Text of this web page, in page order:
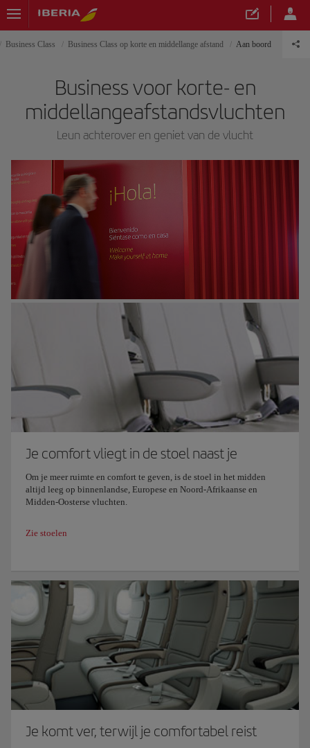
Business Class Business Class op korte en middellange afstand Aan boord
Business voor korte- en
middellangeafstandsvluchten
Leun achterover en geniet van de vlucht
Je comfort vliegt in de stoel naast je
Om je meer ruimte en comfort te geven, is de stoel in het midden
altijd leeg op binnenlandse, Europese en Noord-Afrikaanse en
Midden-Oosterse vluchten.
Zie stoelen
Je komt ver, terwijl je comfortabel reist